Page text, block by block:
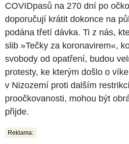
COVIDpasů na 270 dní po
doporučují krátit dokonce na
podána třetí dávka. Ti z nás,
slib »Tečky za koronavirem«,
svobody od opatření, budou
protesty, ke kterým došlo o
v Nizozemí proti dalším
proočkovanosti, mohou být
přijde.
Reklama: